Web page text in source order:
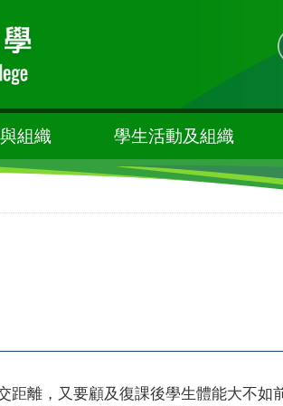
組織 學生活動及組織
離，又要顧及復課後學生體能大不